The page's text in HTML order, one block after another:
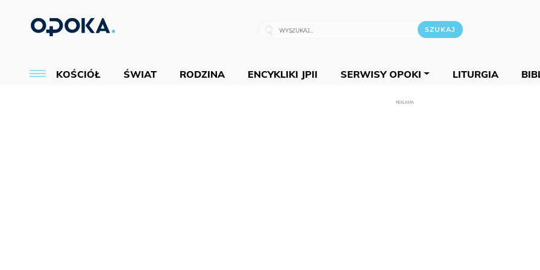
KOŚCIÓŁ ŚWIAT RODZINA ENCYKLIKI JPII SERWISY OPOKI LITURGIA
REKLAMA